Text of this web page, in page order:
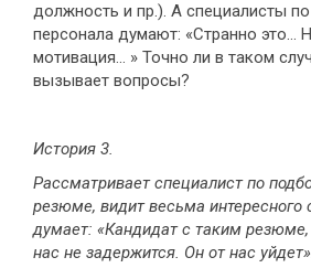
должность и пр.). А специалисты
персонала думают: «Странно это…
мотивация… » Точно ли в таком
вызывает вопросы?
История 3.
Рассматривает специалист по
резюме, видит весьма интересного
думает: «Кандидат с таким
нас не задержится. Он от нас